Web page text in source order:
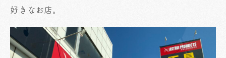
好きなお店。